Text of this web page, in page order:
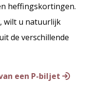
heffingskortingen.
wilt u natuurlijk
de verschillende
een P-biljet